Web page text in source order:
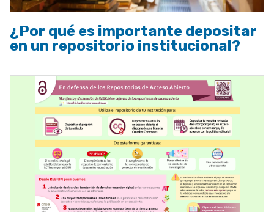
¿Por qué es importante depositar
en un repositorio institucional?